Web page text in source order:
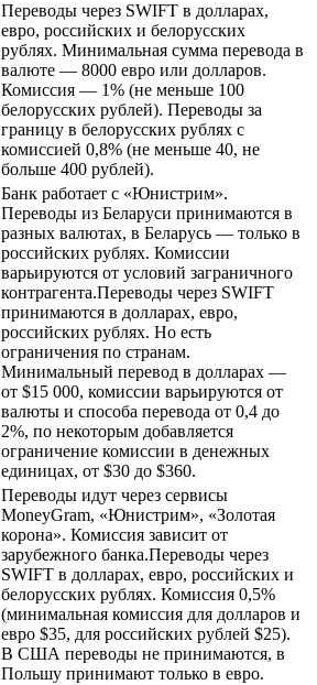
Переводы через SWIFT в долларах,
евро, российских и белорусских
рублях. Минимальная сумма перевода в
валюте — 8000 евро или долларов.
Комиссия — 1% (не меньше 100
белорусских рублей). Переводы за
границу в белорусских рублях с
комиссией 0,8% (не меньше 40, не
больше 400 рублей).
Банк работает с «Юнистрим».
Переводы из Беларуси принимаются в
разных валютах, в Беларусь — только в
российских рублях. Комиссии
варьируются от условий заграничного
контрагента.Переводы через SWIFT
принимаются в долларах, евро,
российских рублях. Но есть
ограничения по странам.
Минимальный перевод в долларах —
от $15 000, комиссии варьируются от
валюты и способа перевода от 0,4 до
2%, по некоторым добавляется
ограничение комиссии в денежных
единицах, от $30 до $360.
Переводы идут через сервисы
MoneyGram, «Юнистрим», «Золотая
корона». Комиссия зависит от
зарубежного банка.Переводы через
SWIFT в долларах, евро, российских и
белорусских рублях. Комиссия 0,5%
(минимальная комиссия для долларов и
евро $35, для российских рублей $25).
В США переводы не принимаются, в
Польшу принимают только в евро.